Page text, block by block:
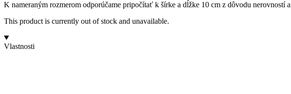
K nameraným rozmerom odporúčame pripočítať k šírke a dĺžke 10 cm z dôvodu nerovností
This product is currently out of stock and unavailable.
Vlastnosti